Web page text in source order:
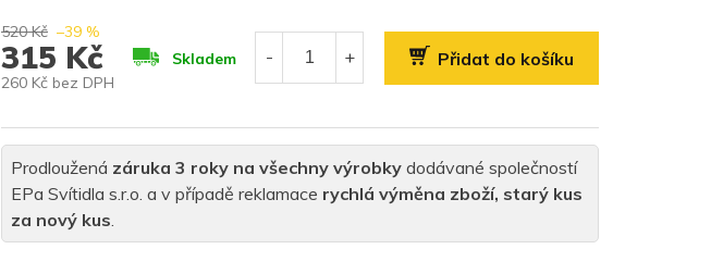
Prodloužená záruka 3 roky na všechny výrobky dodávané společností
EPa Svítidla s.r.o. a v případě reklamace rychlá výměna zboží, starý kus
za nový kus.
520 Kč –39 %
315 Kč
260 Kč bez DPH
cena:
Skladem Přidat do košíku